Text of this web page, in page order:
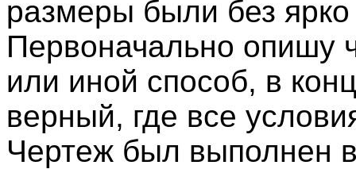
размеры были без
Первоначально опишу
или иной способ, в
верный, где все
Чертеж был выполнен